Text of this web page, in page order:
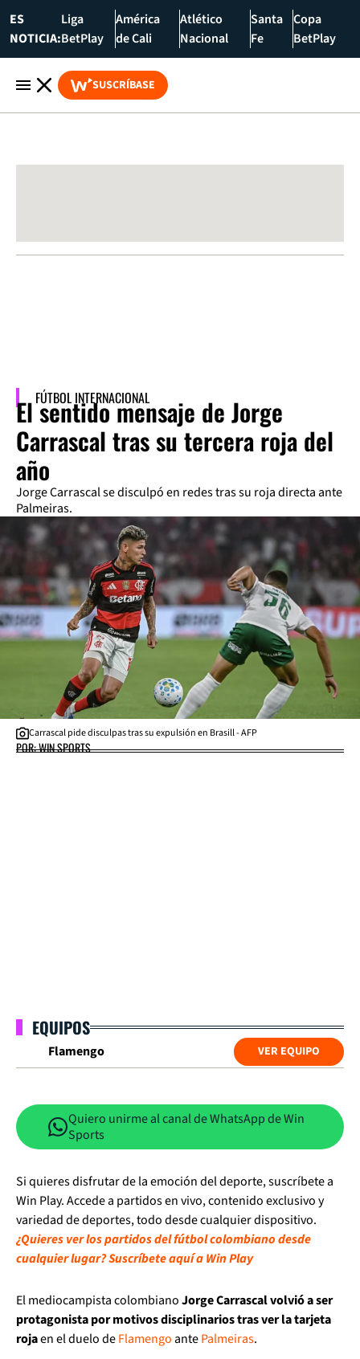
ES
NOTICIA:
Liga
BetPlay
América
de Cali
Atlético
Nacional
Santa
Fe
Copa
BetPlay
SUSCRÍBASE
FÚTBOL INTERNACIONAL
El sentido mensaje de Jorge
Carrascal tras su tercera roja del
año
Jorge Carrascal se disculpó en redes tras su roja directa ante
Palmeiras.
Carrascal pide disculpas tras su expulsión en Brasill - AFP
POR: WIN SPORTS
EQUIPOS
Flamengo VER EQUIPO
Quiero unirme al canal de WhatsApp de Win
Sports
Si quieres disfrutar de la emoción del deporte, suscríbete a
Win Play. Accede a partidos en vivo, contenido exclusivo y
variedad de deportes, todo desde cualquier dispositivo.
¿Quieres ver los partidos del fútbol colombiano desde
cualquier lugar? Suscríbete aquí a Win Play
El mediocampista colombianoJorge Carrascal volvió a ser
protagonista por motivos disciplinarios tras ver la tarjeta
rojaen el duelo deFlamengoantePalmeiras.